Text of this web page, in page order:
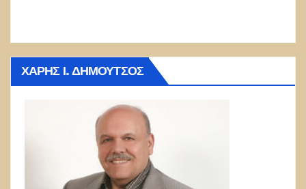
ΧΆΡΗΣ Ι. ΔΗΜΟΎΤΣΟΣ